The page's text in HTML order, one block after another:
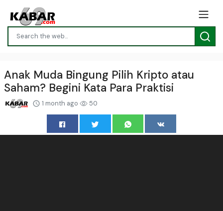
Anak Muda Bingung Pilih Kripto atau
Saham? Begini Kata Para Praktisi
1 month ago 50